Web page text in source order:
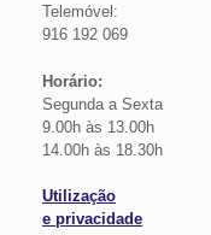
Telemóvel:
916 192 069
Horário:
Segunda a Sexta
9.00h às 13.00h
14.00h às 18.30h
Utilização
e privacidade